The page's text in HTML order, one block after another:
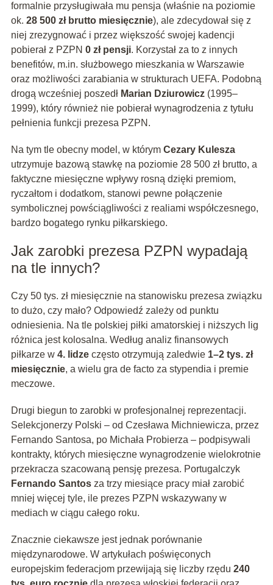
formalnie przysługiwała mu pensja (właśnie na poziomie
ok. 28 500 zł brutto miesięcznie), ale zdecydował się z
niej zrezygnować i przez większość swojej kadencji
pobierał z PZPN 0 zł pensji. Korzystał za to z innych
benefitów, m.in. służbowego mieszkania w Warszawie
oraz możliwości zarabiania w strukturach UEFA. Podobną
drogą wcześniej poszedł Marian Dziurowicz(1995–
1999), który również nie pobierał wynagrodzenia z tytułu
pełnienia funkcji prezesa PZPN.
Na tym tle obecny model, w którym Cezary Kulesza
utrzymuje bazową stawkę na poziomie 28 500 zł brutto, a
faktyczne miesięczne wpływy rosną dzięki premiom,
ryczałtom i dodatkom, stanowi pewne połączenie
symbolicznej powściągliwości z realiami współczesnego,
bardzo bogatego rynku piłkarskiego.
Jak zarobki prezesa PZPN wypadają
na tle innych?
Czy 50 tys. zł miesięcznie na stanowisku prezesa związku
to dużo, czy mało? Odpowiedź zależy od punktu
odniesienia. Na tle polskiej piłki amatorskiej i niższych lig
różnica jest kolosalna. Według analiz finansowych
piłkarze w 4. lidzeczęsto otrzymują zaledwie 1–2 tys. zł
miesięcznie, a wielu gra de facto za stypendia i premie
meczowe.
Drugi biegun to zarobki w profesjonalnej reprezentacji.
Selekcjonerzy Polski – od Czesława Michniewicza, przez
Fernando Santosa, po Michała Probierza – podpisywali
kontrakty, których miesięczne wynagrodzenie wielokrotnie
przekracza szacowaną pensję prezesa. Portugalczyk
Fernando Santosza trzy miesiące pracy miał zarobić
mniej więcej tyle, ile prezes PZPN wskazywany w
mediach w ciągu całego roku.
Znacznie ciekawsze jest jednak porównanie
międzynarodowe. W artykułach poświęconych
europejskim federacjom przewijają się liczby rzędu 240